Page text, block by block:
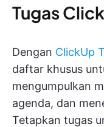
Tugas
Dengan ClickUp
daftar khusus
mengumpulkan
agenda, dan
Tetapkan tugas